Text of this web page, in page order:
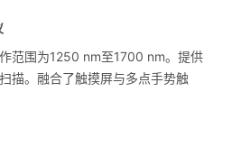
范围为1250 nm至1700 nm。提供
描。融合了触摸屏与多点手势触